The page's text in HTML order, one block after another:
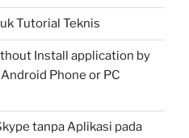
Tutorial Teknis
Install application by
Phone or PC
tanpa Aplikasi pada